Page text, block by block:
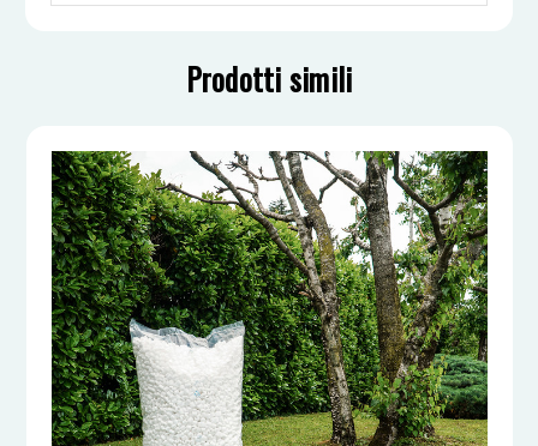
Prodotti simili